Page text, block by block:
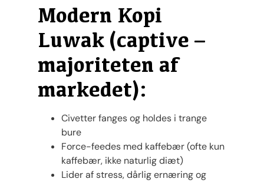
Modern Kopi
Luwak (captive –
majoriteten af
markedet):
Civetter fanges og holdes i trange
bure
Force-feedes med kaffebær (ofte kun
kaffebær, ikke naturlig diæt)
Lider af stress, dårlig ernæring og